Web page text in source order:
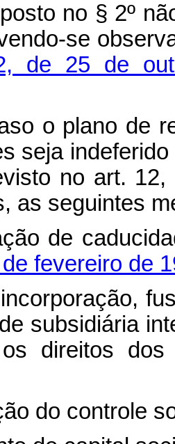
no § 2º
se
de 25 de
o plano de
seja
no art.
as seguintes
de
fevereiro de
subsidiária
os direitos
do controle